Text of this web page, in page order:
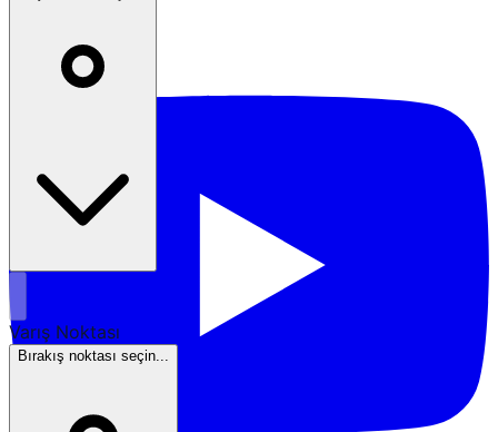
Varış Noktası
Bırakış noktası seçin...